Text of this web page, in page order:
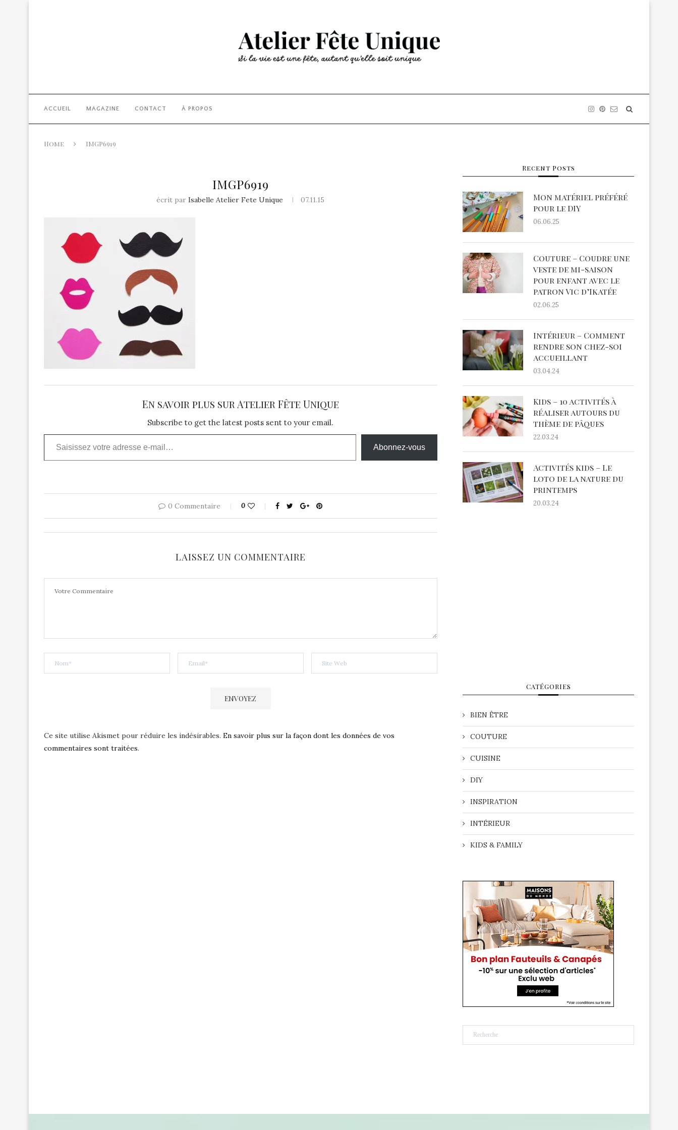
ACCUEIL MAGAZINE CONTACT À PROPOS
Home IMGP6919
IMGP6919
écrit parIsabelle Atelier Fete Unique 07.11.15
En savoir plus sur Atelier Fête Unique
Subscribe to get the latest posts sent to your email.
Saisissez votre adresse e-mail…
Abonnez-vous
0 Commentaire 0
LAISSEZ UN COMMENTAIRE
Ce site utilise Akismet pour réduire les indésirables. En savoir plus sur la façon dont les données de vos
commentaires sont traitées.
Recent Posts
Mon matériel préféré
pour le DIY
06.06.25
Couture – Coudre une
veste de mi-saison
pour enfant avec le
patron Vic d’Ikatée
02.06.25
Intérieur – Comment
rendre son chez-soi
accueillant
03.04.24
Kids – 10 activités à
réaliser autours du
thème de pâques
22.03.24
Activités kids – Le
loto de la nature du
printemps
20.03.24
CATÉGORIES
BIEN ÊTRE
COUTURE
CUISINE
DIY
INSPIRATION
INTÉRIEUR
KIDS & FAMILY